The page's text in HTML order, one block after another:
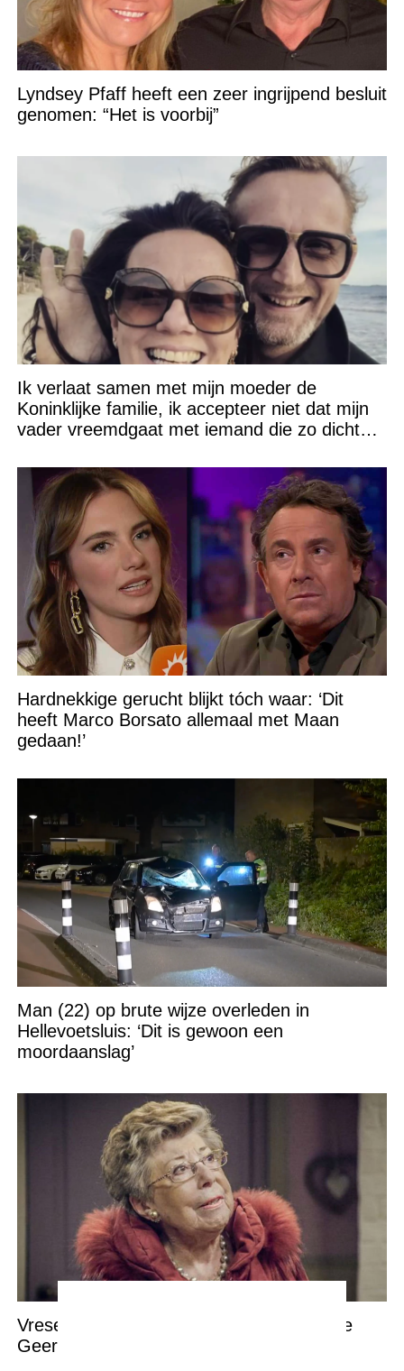
Lyndsey Pfaff heeft een zeer ingrijpend besluit
genomen: “Het is voorbij”
Ik verlaat samen met mijn moeder de
Koninklijke familie, ik accepteer niet dat mijn
vader vreemdgaat met iemand die zo dichtbij
Hardnekkige gerucht blijkt tóch waar: ‘Dit
heeft Marco Borsato allemaal met Maan
gedaan!’
Man (22) op brute wijze overleden in
Hellevoetsluis: ‘Dit is gewoon een
moordaanslag’
Vreselijk nieuws over ‘Familie’-icoon Annie
Geeraerts